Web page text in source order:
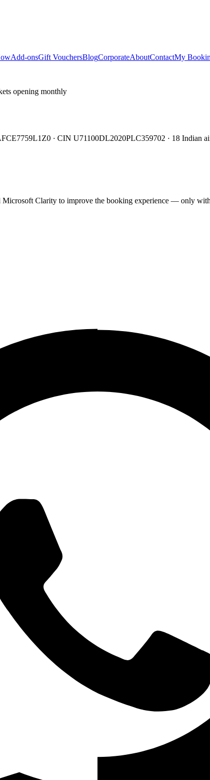
Add-onsGift VouchersBlogCorporateAboutContactMy
opening monthly
· CIN U71100DL2020PLC359702 · 18 Indian
Clarity to improve the booking experience — only